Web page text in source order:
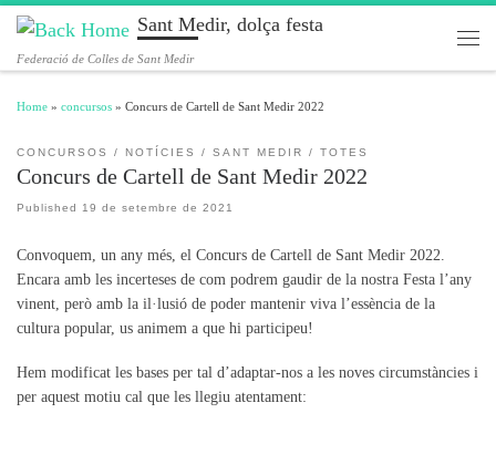
Skip to content Sant Medir, dolça festa
Federació de Colles de Sant Medir
Home » concursos » Concurs de Cartell de Sant Medir 2022
CONCURSOS NOTÍCIES SANT MEDIR TOTES
Concurs de Cartell de Sant Medir 2022
Published 19 de setembre de 2021
Convoquem, un any més, el Concurs de Cartell de Sant Medir 2022.
Encara amb les incerteses de com podrem gaudir de la nostra Festa l’any
vinent, però amb la il·lusió de poder mantenir viva l’essència de la
cultura popular, us animem a que hi participeu!
Hem modificat les bases per tal d’adaptar-nos a les noves circumstàncies i
per aquest motiu cal que les llegiu atentament: